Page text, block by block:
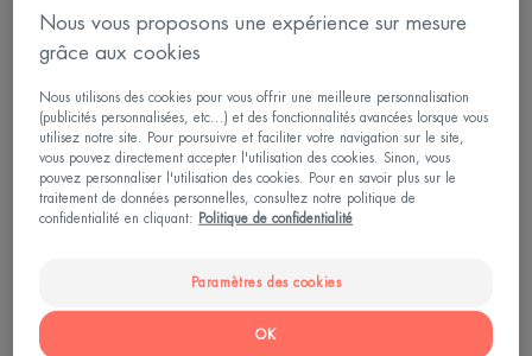
1 résultat pour "Crème solaire pour peau
acnéique"
ULTRA
FLUID
Oil
control
SPF50
Nous vous proposons une expérience sur mesure
grâce aux cookies
Nous utilisons des cookies pour vous offrir une meilleure personnalisation
(publicités personnalisées, etc...) et des fonctionnalités avancées lorsque vous
utilisez notre site. Pour poursuivre et faciliter votre navigation sur le site,
vous pouvez directement accepter l'utilisation des cookies. Sinon, vous
pouvez personnaliser l'utilisation des cookies. Pour en savoir plus sur le
traitement de données personnelles, consultez notre politique de
confidentialité en cliquant:
Politique de confidentialité
Paramètres des cookies
OK